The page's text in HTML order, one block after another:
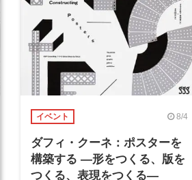
イベント 8/4
ダフィ・クーネ：ポスターを
構築する ―形をつくる、版を
つくる、表現をつくる―